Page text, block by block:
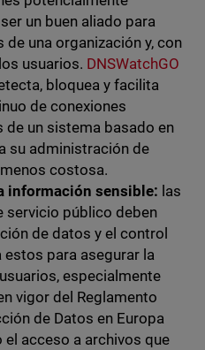
un buen aliado para
una organización y, con
usuarios. DNSWatchGO
bloquea y facilita
de conexiones
de un sistema basado en
su administración de
costosa.
información sensible: las
servicio público deben
de datos y el control
estos para asegurar la
especialmente
vigor del Reglamento
de Datos en Europa
acceso a archivos que